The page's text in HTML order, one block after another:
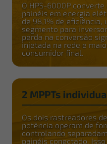
O HPS-6000P
painéis em energia
de 98,1% de
segmento para
perda na conversão
injetada na rede e
consumidor final.
2 MPPTs
Os dois rastreadores
potência operam de
controlando
painéis conectado.